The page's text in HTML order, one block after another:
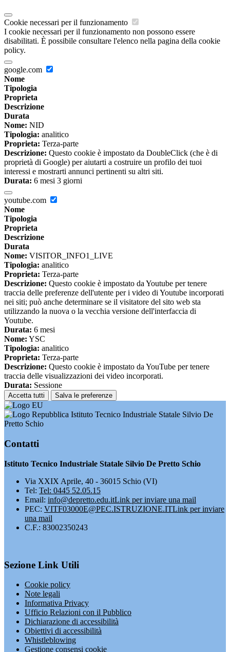
Cookie necessari per il funzionamento
I cookie necessari per il funzionamento non possono essere
disabilitati. È possibile consultare l'elenco nella pagina della cookie
policy.
google.com
Nome
Tipologia
Proprieta
Descrizione
Durata
Nome: NID
Tipologia: analitico
Proprieta: Terza-parte
Descrizione: Questo cookie è impostato da DoubleClick (che è di
proprietà di Google) per aiutarti a costruire un profilo dei tuoi
interessi e mostrarti annunci pertinenti su altri siti.
Durata: 6 mesi 3 giorni
youtube.com
Nome
Tipologia
Proprieta
Descrizione
Durata
Nome: VISITOR_INFO1_LIVE
Tipologia: analitico
Proprieta: Terza-parte
Descrizione: Questo cookie è impostato da Youtube per tenere
traccia delle preferenze dell'utente per i video di Youtube incorporati
nei siti; può anche determinare se il visitatore del sito web sta
utilizzando la nuova o la vecchia versione dell'interfaccia di
Youtube.
Durata: 6 mesi
Nome: YSC
Tipologia: analitico
Proprieta: Terza-parte
Descrizione: Questo cookie è impostato da YouTube per tenere
traccia delle visualizzazioni dei video incorporati.
Durata: Sessione
Accetta tutti Salva le preferenze
Istituto Tecnico Industriale Statale Silvio De
Pretto Schio
Contatti
Istituto Tecnico Industriale Statale Silvio De Pretto Schio
Via XXIX Aprile, 40 - 36015 Schio (VI)
Tel: Tel: 0445 52.05.15
Email: info@depretto.edu.itLink per inviare una mail
PEC: VITF03000E@PEC.ISTRUZIONE.ITLink per inviare
una mail
C.F.: 83002350243
Sezione Link Utili
Cookie policy
Note legali
Informativa Privacy
Ufficio Relazioni con il Pubblico
Dichiarazione di accessibilità
Obiettivi di accessibilità
Whistleblowing
Gestione consensi cookie